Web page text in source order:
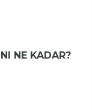
NE KADAR?